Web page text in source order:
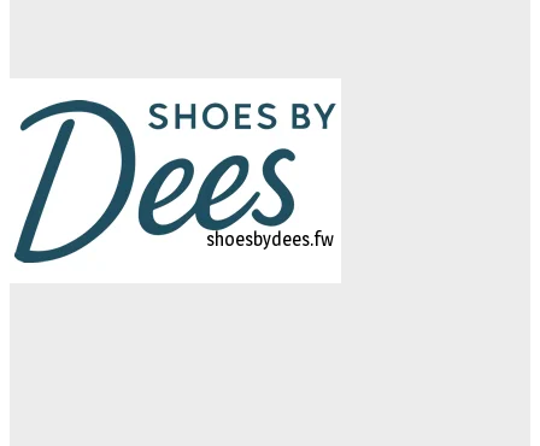
logo-studiebegeleidinghelvoirt